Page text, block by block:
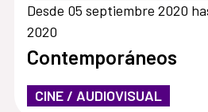
Desde 05 septiembre 2020
2020
Contemporáneos
CINE / AUDIOVISUAL